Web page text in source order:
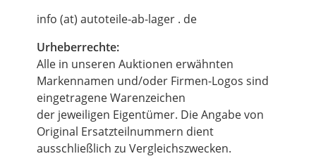
info (at) autoteile-ab-lager . de
Urheberrechte:
Alle in unseren Auktionen erwähnten
Markennamen und/oder Firmen-Logos sind
eingetragene Warenzeichen
der jeweiligen Eigentümer. Die Angabe von
Original Ersatzteilnummern dient
ausschließlich zu Vergleichszwecken.